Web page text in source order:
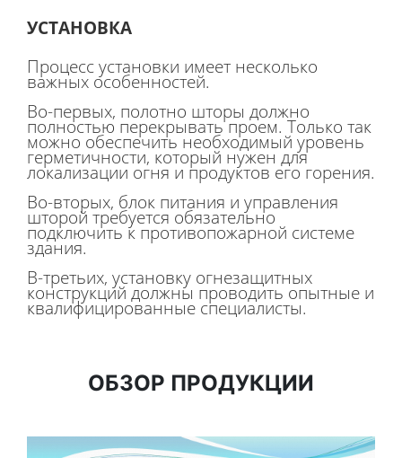
УСТАНОВКА
Процесс установки имеет несколько
важных особенностей.
Во-первых, полотно шторы должно
полностью перекрывать проем. Только так
можно обеспечить необходимый уровень
герметичности, который нужен для
локализации огня и продуктов его горения.
Во-вторых, блок питания и управления
шторой требуется обязательно
подключить к противопожарной системе
здания.
В-третьих, установку огнезащитных
конструкций должны проводить опытные и
квалифицированные специалисты.
ОБЗОР ПРОДУКЦИИ